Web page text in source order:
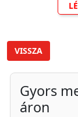
VISSZA
Gyors
áron